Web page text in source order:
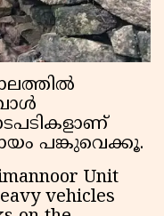
പങ്കുവെക്കൂ.
Unit
vehicles